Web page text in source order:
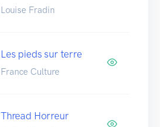
Louise Fradin
Les pieds sur terre
France Culture
Thread Horreur